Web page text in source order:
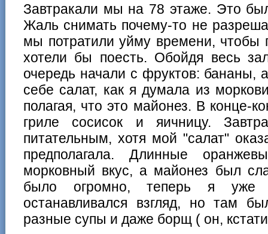
Завтракали мы на 78 этаже. Это
Жаль снимать почему-то не
мы потратили уйму времени, чтобы
хотели бы поесть. Обойдя весь
очередь начали с фруктов: бананы,
себе салат, как я думала из
полагая, что это майонез. В конце-
гриле сосисок и яичницу.
питательным, хотя мой "салат"
предполагала. Длинные
морковный вкус, а майонез был
было огромно, теперь я
останавливался взгляд, но там
разные супы и даже борщ ( он,